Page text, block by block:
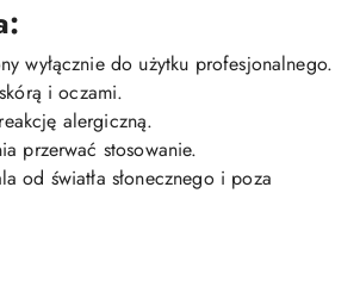
wyłącznie do użytku profesjonalnego.
i oczami.
alergiczną.
przerwać stosowanie.
od światła słonecznego i poza